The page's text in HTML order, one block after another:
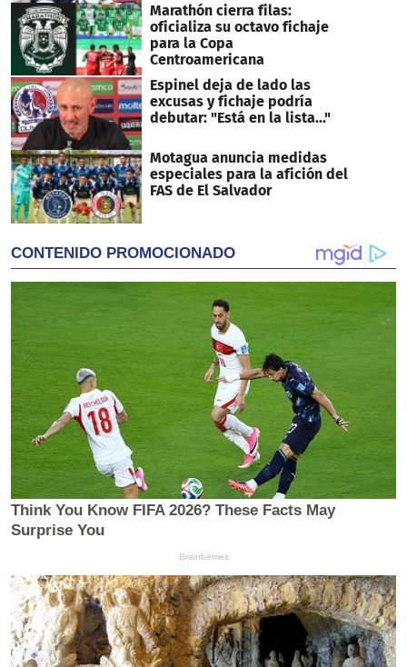
Marathón cierra filas:
oficializa su octavo fichaje
para la Copa
Centroamericana
Espinel deja de lado las
excusas y fichaje podría
debutar: "Está en la lista..."
Motagua anuncia medidas
especiales para la afición del
FAS de El Salvador